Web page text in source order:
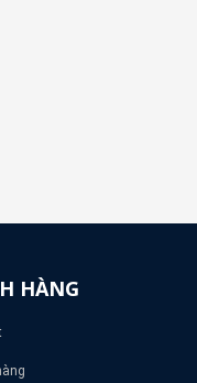
HÀNG